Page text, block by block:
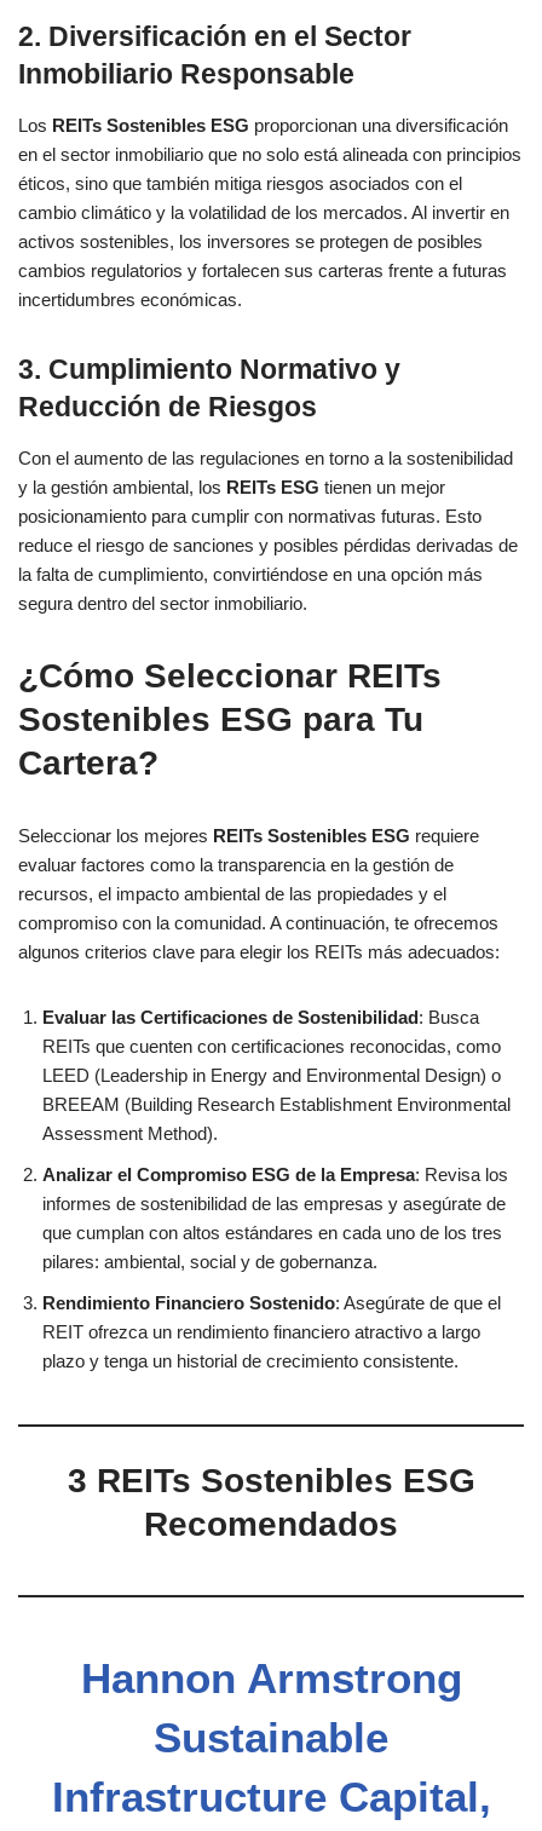
2. Diversificación en el Sector
Inmobiliario Responsable
Los REITs Sostenibles ESG proporcionan una diversificación
en el sector inmobiliario que no solo está alineada con principios
éticos, sino que también mitiga riesgos asociados con el
cambio climático y la volatilidad de los mercados. Al invertir en
activos sostenibles, los inversores se protegen de posibles
cambios regulatorios y fortalecen sus carteras frente a futuras
incertidumbres económicas.
3. Cumplimiento Normativo y
Reducción de Riesgos
Con el aumento de las regulaciones en torno a la sostenibilidad
y la gestión ambiental, los REITs ESG tienen un mejor
posicionamiento para cumplir con normativas futuras. Esto
reduce el riesgo de sanciones y posibles pérdidas derivadas de
la falta de cumplimiento, convirtiéndose en una opción más
segura dentro del sector inmobiliario.
¿Cómo Seleccionar REITs
Sostenibles ESG para Tu
Cartera?
Seleccionar los mejores REITs Sostenibles ESG requiere
evaluar factores como la transparencia en la gestión de
recursos, el impacto ambiental de las propiedades y el
compromiso con la comunidad. A continuación, te ofrecemos
algunos criterios clave para elegir los REITs más adecuados:
Evaluar las Certificaciones de Sostenibilidad: Busca
REITs que cuenten con certificaciones reconocidas, como
LEED (Leadership in Energy and Environmental Design) o
BREEAM (Building Research Establishment Environmental
Assessment Method).
Analizar el Compromiso ESG de la Empresa: Revisa los
informes de sostenibilidad de las empresas y asegúrate de
que cumplan con altos estándares en cada uno de los tres
pilares: ambiental, social y de gobernanza.
Rendimiento Financiero Sostenido: Asegúrate de que el
REIT ofrezca un rendimiento financiero atractivo a largo
plazo y tenga un historial de crecimiento consistente.
3 REITs Sostenibles ESG
Recomendados
Hannon Armstrong
Sustainable
Infrastructure Capital,